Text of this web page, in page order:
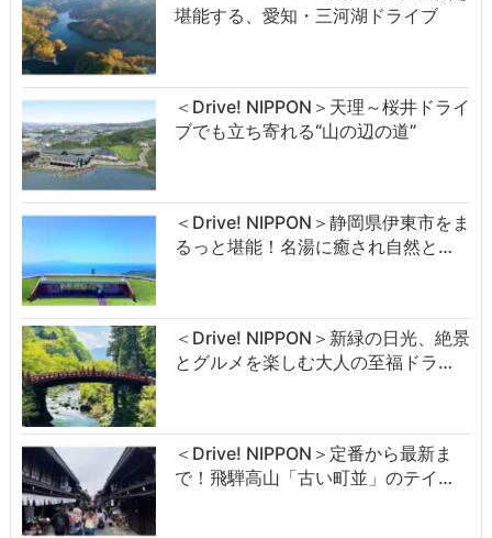
堪能する、愛知・三河湖ドライブ
＜Drive! NIPPON＞天理～桜井ドライ
ブでも立ち寄れる“山の辺の道”
＜Drive! NIPPON＞静岡県伊東市をま
るっと堪能！名湯に癒され自然と…
＜Drive! NIPPON＞新緑の日光、絶景
とグルメを楽しむ大人の至福ドラ…
＜Drive! NIPPON＞定番から最新ま
で！飛騨高山「古い町並」のテイ…